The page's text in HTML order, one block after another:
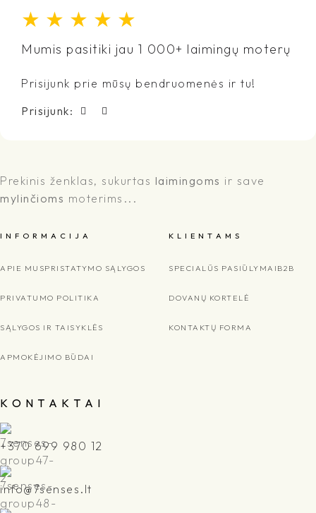
★ ★ ★ ★ ★
Mumis pasitiki jau 1 000+ laimingų moterų
Prisijunk prie mūsų bendruomenės ir tu!
Prisijunk:
Prekinis ženklas, sukurtas laimingoms ir save
mylinčioms moterims...
I N F O R M A C I J A
APIE MUSPRISTATYMO SĄLYGOS
PRIVATUMO POLITIKA
SĄLYGOS IR TAISYKLĖS
APMOKĖJIMO BŪDAI
K L I E N T A M S
SPECIALŪS PASIŪLYMAI B2B
DOVANŲ KORTELĖ
KONTAKTŲ FORMA
K O N T A K T A I
+370 699 980 12
info@7senses.lt